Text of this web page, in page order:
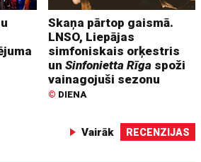
Skaņa pārtop gaismā.
LNSO, Liepājas
simfoniskais orķestris
unSinfonietta Rīga spoži
vainagojuši sezonu
© DIENA
Vairāk RECENZIJAS